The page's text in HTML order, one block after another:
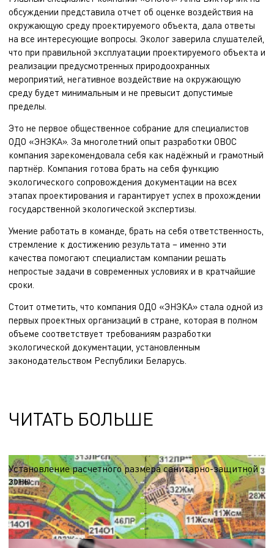
обсуждении представила отчет об оценке воздействия на
окружающую среду проектируемого объекта, дала ответы
на все интересующие вопросы. Эколог заверила слушателей,
что при правильной эксплуатации проектируемого объекта и
реализации предусмотренных природоохранных
мероприятий, негативное воздействие на окружающую
среду будет минимальным и не превысит допустимые
пределы.
Это не первое общественное собрание для специалистов
ОДО «ЭНЭКА». За многолетний опыт разработки ОВОС
компания зарекомендовала себя как надёжный и грамотный
партнёр. Компания готова брать на себя функцию
экологического сопровождения документации на всех
этапах проектирования и гарантирует успех в прохождении
государственной экологической экспертизы.
Умение работать в команде, брать на себя ответственность,
стремление к достижению результата − именно эти
качества помогают специалистам компании решать
непростые задачи в современных условиях и в кратчайшие
сроки.
Стоит отметить, что компания ОДО «ЭНЭКА» стала одной из
первых проектных организаций в стране, которая в полном
объеме соответствует требованиям разработки
экологической документации, установленным
законодательством Республики Беларусь.
ЧИТАТЬ БОЛЬШЕ
Установление расчетного размера санитарно-защитной
зоны
Санитарно-защитная зона является буферной территорией,
ограничивающей распространение вредных выбросов в жилую среду. Ее
наличие помогает существенно снизить негативное влияние загрязняющих
веществ, создавая благоприятные условия для проживания населения,
находящегося поблизости от потенциальных источников загрязнения.
21.02.2025